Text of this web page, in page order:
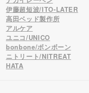
伊藤超短波/ITO-LATER
高田ベッド製作所
アルケア
ユニコ/UNICO
bonbone/ボンボーン
ニトリート/NITREAT
HATA